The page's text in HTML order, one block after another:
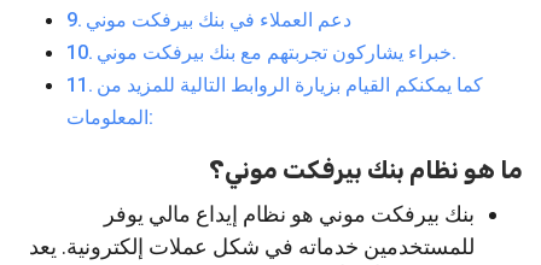
دعم العملاء في بنك بيرفكت موني
خبراء يشاركون تجربتهم مع بنك بيرفكت موني.
كما يمكنكم القيام بزيارة الروابط التالية للمزيد من
المعلومات:
ما هو نظام بنك بيرفكت موني؟
بنك بيرفكت موني هو نظام إيداع مالي يوفر
للمستخدمين خدماته في شكل عملات إلكترونية. يعد